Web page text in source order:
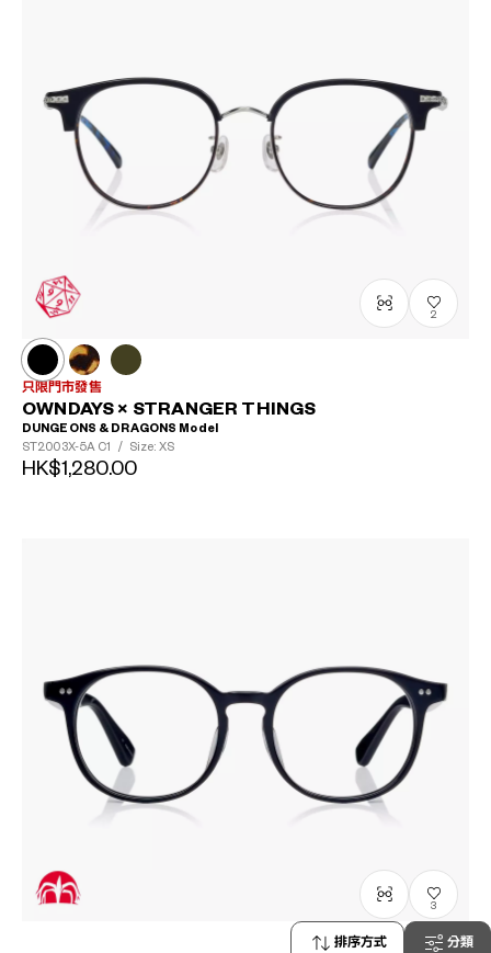
排序方式 分類
2
只限門市發售
OWNDAYS × STRANGER THINGS
DUNGEONS & DRAGONS Model
ST2003X-5A C1 / Size: XS
HK$1,280.00
3